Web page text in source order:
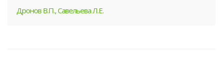
Дронов В.П., Савельева Л.Е.